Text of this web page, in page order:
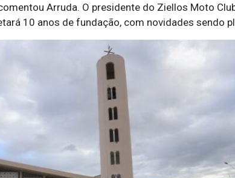
Arruda. O presidente do Ziellos Moto
10 anos de fundação, com novidades sendo